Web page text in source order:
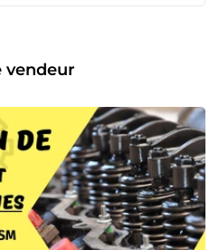
travaillé sur une large variété
allant de la
la fabrication. J’ai conçu et
des clients nationaux et
une qualité de rendu
millimétrée. ✅
et
🏗️ Simulation et analyse
📊 Optimisation de fabrication
photoréalistes pour
vendeur